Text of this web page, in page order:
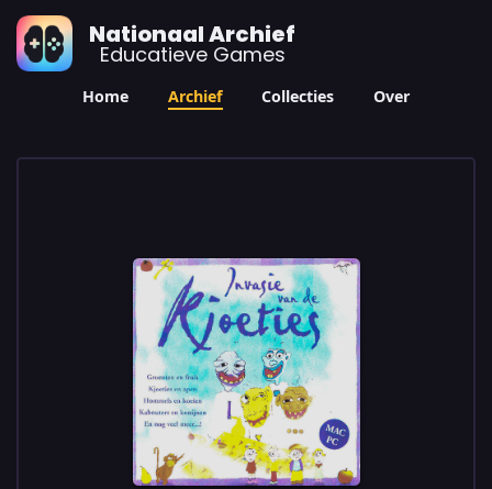
Nationaal Archief
Educatieve Games
Home Archief Collecties Over